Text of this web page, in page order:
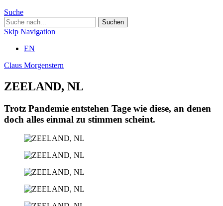
Suche
Skip Navigation
EN
Claus Morgenstern
ZEELAND, NL
Trotz Pandemie entstehen Tage wie diese, an denen
doch alles einmal zu stimmen scheint.